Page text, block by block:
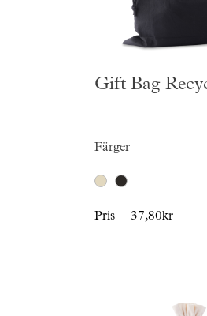
Gift Bag
Färger
Pris 37,80kr